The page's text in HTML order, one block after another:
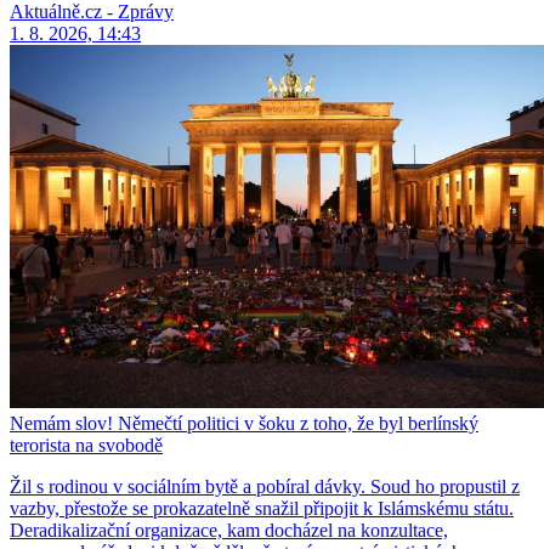
Aktuálně.cz - Zprávy
1. 8. 2026, 14:43
Nemám slov! Němečtí politici v šoku z toho, že byl berlínský
terorista na svobodě
Žil s rodinou v sociálním bytě a pobíral dávky. Soud ho propustil z
vazby, přestože se prokazatelně snažil připojit k Islámskému státu.
Deradikalizační organizace, kam docházel na konzultace,